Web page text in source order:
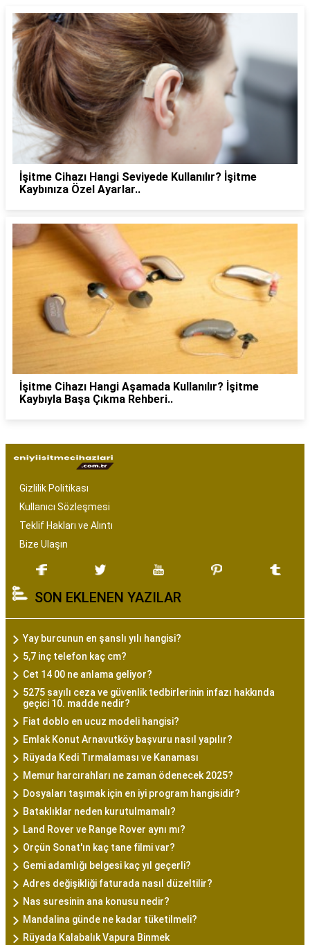
İşitme Cihazı Hangi Seviyede Kullanılır? İşitme
Kaybınıza Özel Ayarlar..
İşitme Cihazı Hangi Aşamada Kullanılır? İşitme
Kaybıyla Başa Çıkma Rehberi..
Gizlilik Politikası
Kullanıcı Sözleşmesi
Teklif Hakları ve Alıntı
Bize Ulaşın
SON EKLENEN YAZILAR
Yay burcunun en şanslı yılı hangisi?
5,7 inç telefon kaç cm?
Cet 14 00 ne anlama geliyor?
5275 sayılı ceza ve güvenlik tedbirlerinin infazı hakkında
geçici 10. madde nedir?
Fiat doblo en ucuz modeli hangisi?
Emlak Konut Arnavutköy başvuru nasıl yapılır?
Rüyada Kedi Tırmalaması ve Kanaması
Memur harcırahları ne zaman ödenecek 2025?
Dosyaları taşımak için en iyi program hangisidir?
Bataklıklar neden kurutulmamalı?
Land Rover ve Range Rover aynı mı?
Orçün Sonat'ın kaç tane filmi var?
Gemi adamlığı belgesi kaç yıl geçerli?
Adres değişikliği faturada nasıl düzeltilir?
Nas suresinin ana konusu nedir?
Mandalina günde ne kadar tüketilmeli?
Rüyada Kalabalık Vapura Binmek